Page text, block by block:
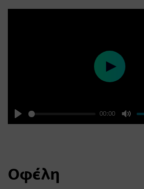
Play
00:00
Play
Οφέλη